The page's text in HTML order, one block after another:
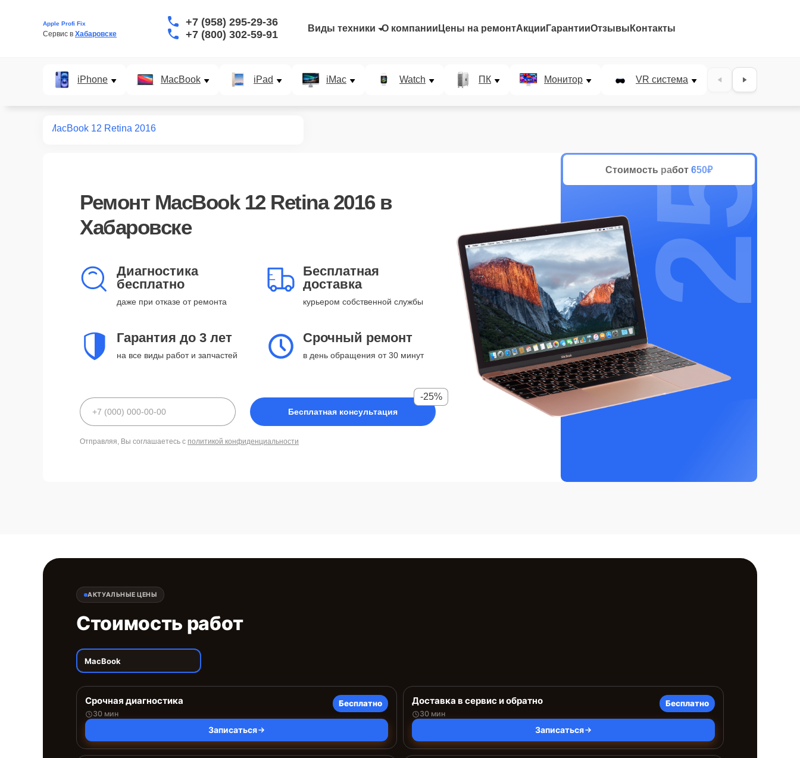
Apple Profi Fix
Сервис в Хабаровске
+7 (958) 295-29-36
+7 (800) 302-59-91
Виды техники О компании Цены на ремонтАкции ГарантииОтзывы Контакты
iPhone MacBook iPad iMac Watch ПК Монитор VR система Наушники
MacBook 12 Retina 2016
Ремонт MacBook 12 Retina 2016в
Хабаровске
Диагностика
бесплатно
даже при отказе от ремонта
Бесплатная
доставка
курьером собственной службы
Гарантия до 3 лет
на все виды работ и запчастей
Срочный ремонт
в день обращения от 30 минут
Бесплатная консультация
-25%
Отправляя, Вы соглашаетесь с политикой конфиденциальности
Стоимость работ 650₽
25%
АКТУАЛЬНЫЕ ЦЕНЫ
Стоимость работ
MacBook
Срочная диагностика
30 мин
Бесплатно
Записаться
Доставка в сервис и обратно
30 мин
Бесплатно
Записаться